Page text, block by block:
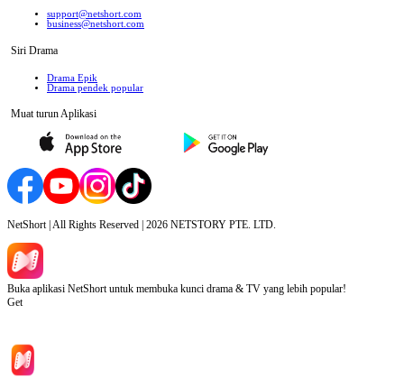
support@netshort.com
business@netshort.com
Siri Drama
Drama Epik
Drama pendek popular
Muat turun Aplikasi
NetShort | All Rights Reserved | 2026 NETSTORY PTE. LTD.
Buka aplikasi NetShort untuk membuka kunci drama & TV yang lebih popular!
Get